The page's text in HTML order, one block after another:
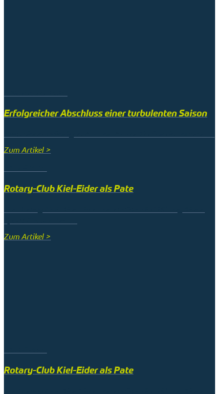
Erfolgreicher Abschluss einer turbulenten Saison
Zum Artikel >
Rotary-Club Kiel-Eider als Pate
Zum Artikel >
Rotary-Club Kiel-Eider als Pate